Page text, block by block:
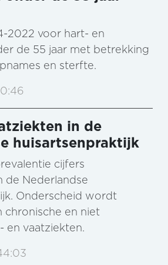
2022 voor hart- en
de 55 jaar met betrekking
en sterfte.
in de
huisartsenpraktijk
cijfers
de Nederlandse
Onderscheid wordt
chronische en niet
en vaatziekten.